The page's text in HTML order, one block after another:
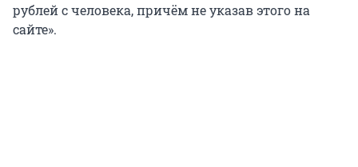
рублей с человека, причём не указав этого на
сайте».